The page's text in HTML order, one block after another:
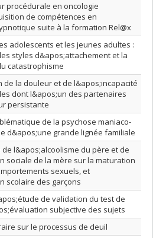
procédurale en oncologie
de compétences en
suite à la formation Rel@x
adolescents et les jeunes adultes :
styles d&apos;attachement et la
catastrophisme
de la douleur et de l&apos;incapacité
dont l&apos;un des partenaires
persistante
de la psychose maniaco-
d&apos;une grande lignée familiale
l&apos;alcoolisme du père et de
sociale de la mère sur la maturation
sexuels, et
scolaire des garçons
de validation du test de
subjective des sujets
sur le processus de deuil